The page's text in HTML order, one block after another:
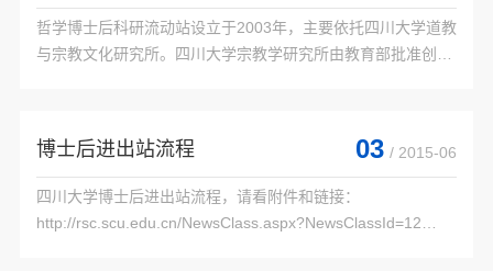
哲学博士后科研流动站设立于2003年，主要依托四川大学道教
与宗教文化研究所。四川大学宗教学研究所由教育部批准创建
博士后进出站流程 03 / 2015-06
四川大学博士后进出站流程，请看附件和链接：
http://rsc.scu.edu.cn/NewsClass.aspx?NewsClassId=12